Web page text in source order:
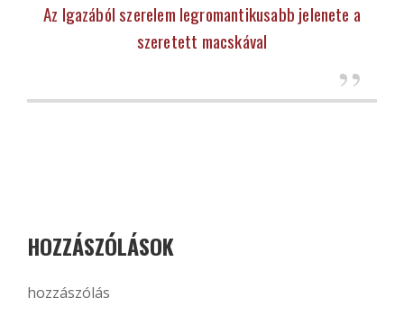
Az Igazából szerelem legromantikusabb jelenete a
szeretett macskával
HOZZÁSZÓLÁSOK
hozzászólás